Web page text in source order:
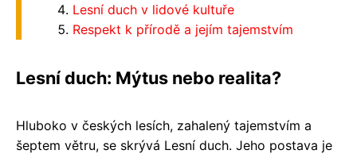
Lesní duch v lidové kultuře
Respekt k přírodě a jejím tajemstvím
Lesní duch: Mýtus nebo realita?
Hluboko v českých lesích, zahalený tajemstvím a
šeptem větru, se skrývá Lesní duch. Jeho postava je